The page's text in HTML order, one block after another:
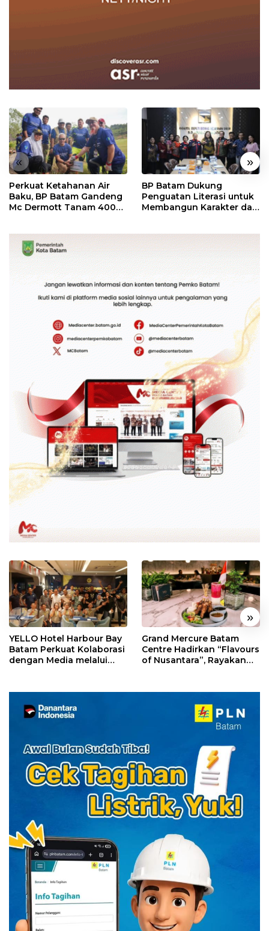
« »
Perkuat Ketahanan Air
Baku, BP Batam Gandeng
Mc Dermott Tanam 400
BP Batam Dukung
Penguatan Literasi untuk
Membangun Karakter dan
« »
YELLO Hotel Harbour Bay
Batam Perkuat Kolaborasi
dengan Media melalui
Grand Mercure Batam
Centre Hadirkan “Flavours
of Nusantara”, Rayakan